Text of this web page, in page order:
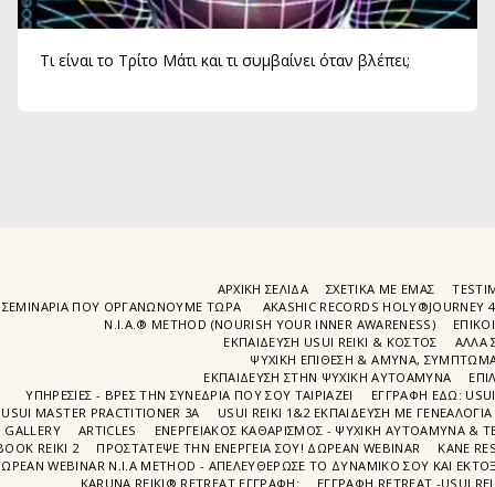
Τι είναι το Τρίτο Μάτι και τι συμβαίνει όταν βλέπει;
ΑΡΧΙΚΉ ΣΕΛΊΔΑ ΣΧΕΤΙΚΆ ΜΕ ΕΜΆΣ
ΣΕΜΙΝΆΡΙΑ ΠΟΥ ΟΡΓΑΝΏΝΟΥΜΕ ΤΩΡΑ
AKASHIC RECORDS
N.I.A.® METHOD (NOURISH YOUR INNER AWARENESS)
ΕΚΠΑΙΔΕΥΣΗ USUI REIKI & ΚΟΣΤΟΣ
ΑΛΛΑ
ΨΥΧΙΚΉ ΕΠΊΘΕΣΗ & ΆΜΥΝΑ,
ΕΚΠΑΊΔΕΥΣΗ ΣΤΗΝ ΨΥΧΙΚΗ ΑΥΤΟΑΜΥΝΑ
ΥΠΗΡΕΣΙΕΣ - ΒΡΕΣ ΤΗΝ ΣΥΝΕΔΡΙΑ ΠΟΥ ΣΟΥ ΤΑΙΡΙΑΖΕΙ
ΕΓΓΡΑΦΉ EΔΩ:
USUI MASTER PRACTITIONER 3A
USUI REIKI 1&2 EΚΠΑΙΔΕΥΣΗ ΜΕ ΓΕΝΕΑΛΟΓΙΑ
GALLERY
ARTICLES
ΕΝΕΡΓΕΙΑΚΟΣ ΚΑΘΑΡΙΣΜΟΣ - ΨΥΧΙΚΗ ΑΥΤΟΑΜΥΝΑ &
REIKI 2
ΠΡΟΣΤΆΤΕΨΕ ΤΗΝ ΕΝΈΡΓΕΙΆ ΣΟΥ! ΔΩΡΕΑΝ WEBINAR
ΚΑΝΕ
WEBINAR Ν.Ι.Α METHOD - ΑΠΕΛΕΥΘΈΡΩΣΕ ΤΟ ΔΥΝΑΜΙΚΌ ΣΟΥ ΚΑΙ
KARUNA REIKI® RETREAT ΕΓΓΡΑΦΉ:
ΕΓΓΡΑΦΗ RETREAT -USUI